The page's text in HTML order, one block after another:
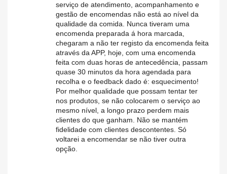
serviço de atendimento, acompanhamento e
gestão de encomendas não está ao nível da
qualidade da comida. Nunca tiveram uma
encomenda preparada á hora marcada,
chegaram a não ter registo da encomenda feita
através da APP, hoje, com uma encomenda
feita com duas horas de antecedência, passam
quase 30 minutos da hora agendada para
recolha e o feedback dado é: esquecimento!
Por melhor qualidade que possam tentar ter
nos produtos, se não colocarem o serviço ao
mesmo nível, a longo prazo perdem mais
clientes do que ganham. Não se mantém
fidelidade com clientes descontentes. Só
voltarei a encomendar se não tiver outra
opção.